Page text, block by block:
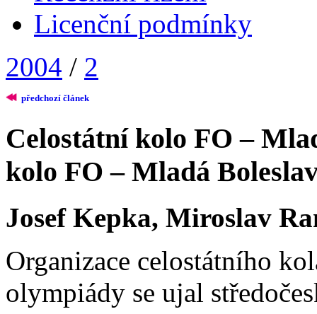
Licenční podmínky
2004 / 2
předchozí článek
Celostátní kolo FO –
kolo FO – Mladá
Josef Kepka, Miroslav
Organizace celostátního
olympiády se ujal